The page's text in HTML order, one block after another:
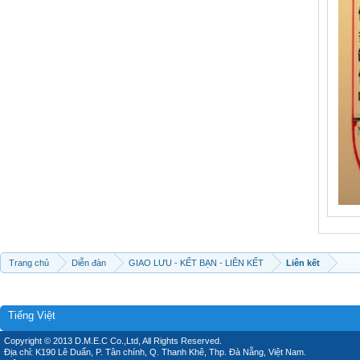
Trang chủ Diễn đàn GIAO LƯU - KẾT BẠN - LIÊN KẾT Liên kết
Tiếng Việt
Copyright © 2013 D.M.E.C Co.,Ltd, All Rights Reserved.
Địa chỉ: K190 Lê Duẩn, P. Tân chính, Q. Thanh Khê, Thp. Đà Nẵng, Việt Nam.